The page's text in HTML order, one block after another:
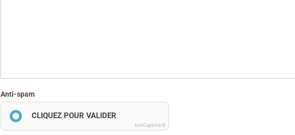
Anti-spam
CLIQUEZ POUR VALIDER
IconCaptcha ©